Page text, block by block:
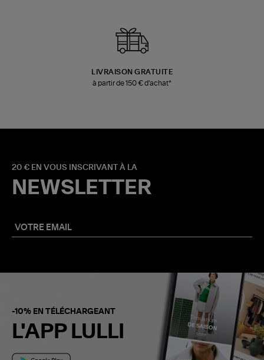
LIVRAISON GRATUITE
à partir de 150 € d'achat*
20 € EN VOUS INSCRIVANT À LA
NEWSLETTER
-10% EN TÉLÉCHARGEANT
L'APP LULLI